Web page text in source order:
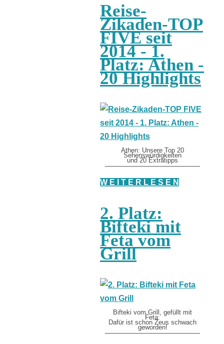
Reise-
Zikaden-TOP
FIVE seit
2014 - 1.
Platz: Athen -
20 Highlights
Athen: Unsere Top 20
Sehenswürdigkeiten
und 20 Extratipps
W E I T E R L E S E N
2. Platz:
Bifteki mit
Feta vom
Grill
Bifteki vom Grill, gefüllt mit
Feta:
Dafür ist schon Zeus schwach
geworden!